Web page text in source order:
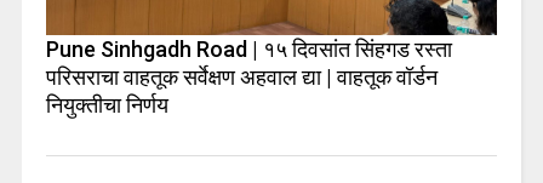
Pune Sinhgadh Road | १५ दिवसांत सिंहगड रस्ता
परिसराचा वाहतूक सर्वेक्षण अहवाल द्या | वाहतूक वॉर्डन
नियुक्तीचा निर्णय